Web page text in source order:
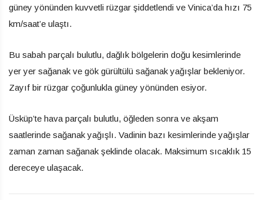
güney yönünden kuvvetli rüzgar şiddetlendi ve Vinica’da hızı 75
km/saat’e ulaştı.
Bu sabah parçalı bulutlu, dağlık bölgelerin doğu kesimlerinde
yer yer sağanak ve gök gürültülü sağanak yağışlar bekleniyor.
Zayıf bir rüzgar çoğunlukla güney yönünden esiyor.
Üsküp’te hava parçalı bulutlu, öğleden sonra ve akşam
saatlerinde sağanak yağışlı. Vadinin bazı kesimlerinde yağışlar
zaman zaman sağanak şeklinde olacak. Maksimum sıcaklık 15
dereceye ulaşacak.